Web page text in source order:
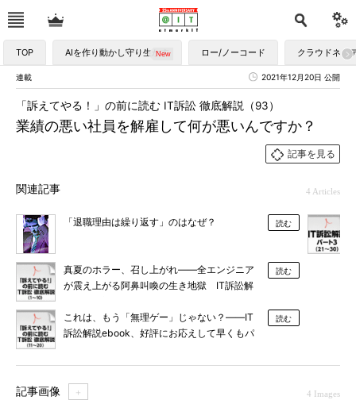
TOP AIを作り動かし守り生かす ロー/ノーコード クラウドネイ
連載 2021年12月20日 公開
業績の悪い社員を解雇して何が悪いんですか？
「訴えてやる！」の前に読む IT訴訟 徹底解説（93）
記事を見る
関連記事 4 Articles
「退職理由は繰り返す」のはなぜ？ 読む
真夏のホラー、召し上がれ――全エンジニア
が震え上がる阿鼻叫喚の生き地獄 IT訴訟解
読む
これは、もう「無理ゲー」じゃない？――IT
訴訟解説ebook、好評にお応えして早くもパ
読む
記事画像 ＋ 4 Images